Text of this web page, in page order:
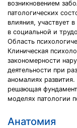
возникновением
патологических
влияния, участвует
в социальной и
Область
Клиническая
закономерности
деятельности при
аномалиях
решающая
моделях патологии
Анатомия